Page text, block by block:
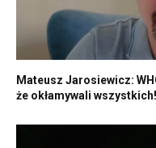
Mateusz Jarosiewicz:
że okłamywali wszystkich!